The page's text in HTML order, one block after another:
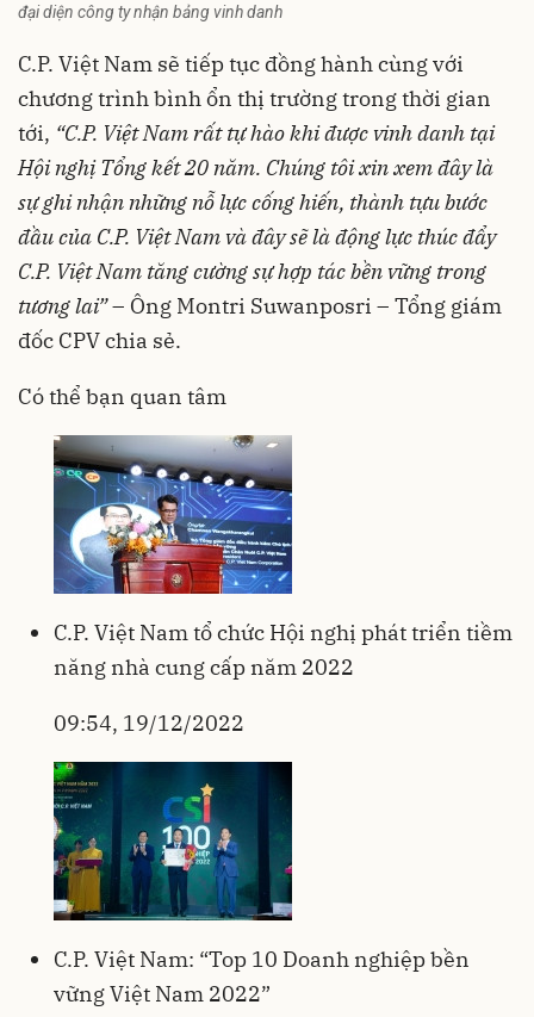
đại diện công ty nhận bảng vinh danh
C.P. Việt Nam sẽ tiếp tục đồng hành cùng với
chương trình bình ổn thị trường trong thời gian
tới, “C.P. Việt Nam rất tự hào khi được vinh danh tại
Hội nghị Tổng kết 20 năm. Chúng tôi xin xem đây là
sự ghi nhận những nỗ lực cống hiến, thành tựu bước
đầu của C.P. Việt Nam và đây sẽ là động lực thúc đẩy
C.P. Việt Nam tăng cường sự hợp tác bền vững trong
tương lai”– Ông Montri Suwanposri – Tổng giám
đốc CPV chia sẻ.
Có thể bạn quan tâm
C.P. Việt Nam tổ chức Hội nghị phát triển tiềm
năng nhà cung cấp năm 2022
09:54, 19/12/2022
C.P. Việt Nam: “Top 10 Doanh nghiệp bền
vững Việt Nam 2022”